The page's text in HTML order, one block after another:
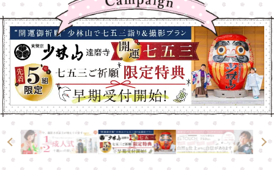
高崎店
大宮店
高崎店
大宮店